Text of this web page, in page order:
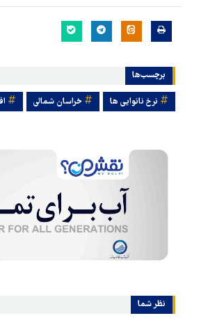
برچسب‌ها
نرخ نانوایی ها خراسان شمالی
نظر شما
هماهنگی
در